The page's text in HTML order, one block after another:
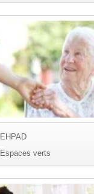
EHPAD
Espaces verts